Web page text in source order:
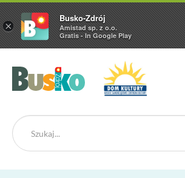
Busko Zdrój
×
Busko-Zdrój
Amistad sp. z o.o.
Gratis - In Google Play